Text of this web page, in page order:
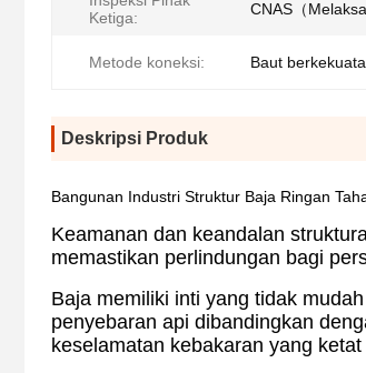
Ketiga:
CNAS（
Metode koneksi: Baut
Deskripsi Produk
Bangunan Industri Struktur Baja Ringan
Keamanan dan keandalan
memastikan perlindungan bagi
Baja memiliki inti yang tidak
penyebaran api dibandingkan
keselamatan kebakaran yang